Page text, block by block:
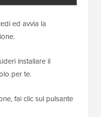
ed avvia la
installare il
per te.
fai clic sul pulsante